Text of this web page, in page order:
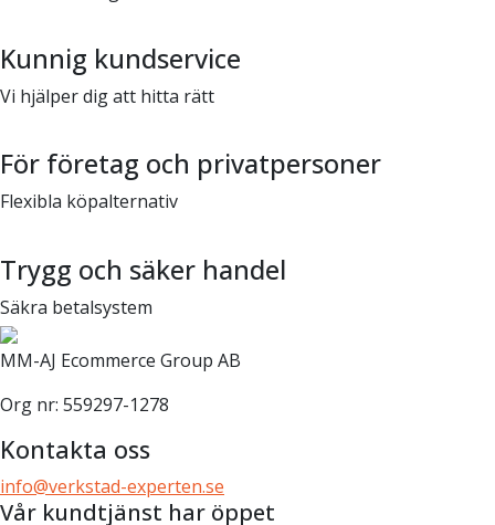
Kunnig kundservice
Vi hjälper dig att hitta rätt
För företag och privatpersoner
Flexibla köpalternativ
Trygg och säker handel
Säkra betalsystem
MM-AJ Ecommerce Group AB
Org nr: 559297-1278
Kontakta oss
info@verkstad-experten.se
Vår kundtjänst har öppet